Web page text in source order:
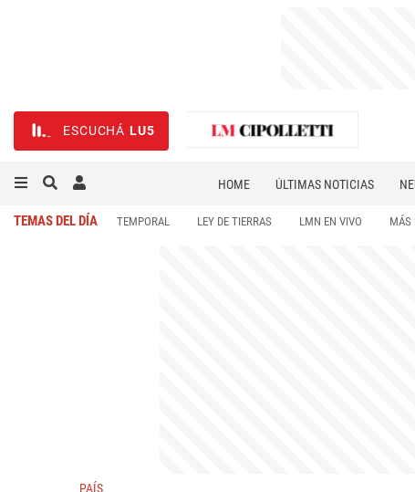
ESCUCHÁ LU5
HOME ÚLTIMAS NOTICIAS
TEMAS DEL DÍA TEMPORAL LEY DE TIERRAS LMN EN VIVO MÁS
PAÍS